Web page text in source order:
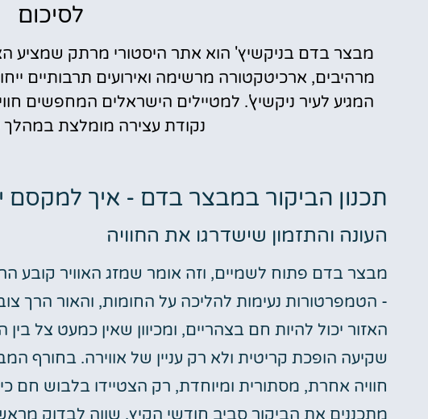
לסיכום
מבצר בדם בניקשיץ' הוא אתר היסטורי מרתק שמציע
מרהיבים, ארכיטקטורה מרשימה ואירועים תרבותיים
המגיע לעיר ניקשיץ'. למטיילים הישראלים המחפשים
נקודת עצירה מומלצת במהלך
תכנון הביקור במבצר בדם - איך למקסם
העונה והתזמון שישדרגו את החוויה
מבצר בדם פתוח לשמיים, וזה אומר שמזג האוויר קובע
- הטמפרטורות נעימות להליכה על החומות, והאור הרך
האזור יכול להיות חם בצהריים, ומכיוון שאין כמעט צל
שקיעה הופכת קריטית ולא רק עניין של אווירה. בחורף
חוויה אחרת, מסתורית ומיוחדת, רק הצטיידו בלבוש
מתכננים את הביקור סביב חודשי הקיץ, שווה לבדוק